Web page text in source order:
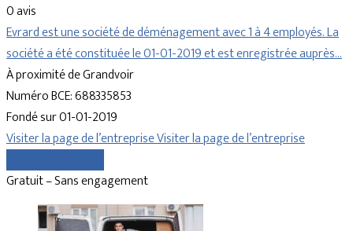
0 avis
Evrard est une société de déménagement avec 1 à 4 employés. La
société a été constituée le 01-01-2019 et est enregistrée auprès…
À proximité de Grandvoir
Numéro BCE: 688335853
Fondé sur 01-01-2019
Visiter la page de l’entrepriseVisiter la page de l’entreprise
Gratuit – Sans engagement